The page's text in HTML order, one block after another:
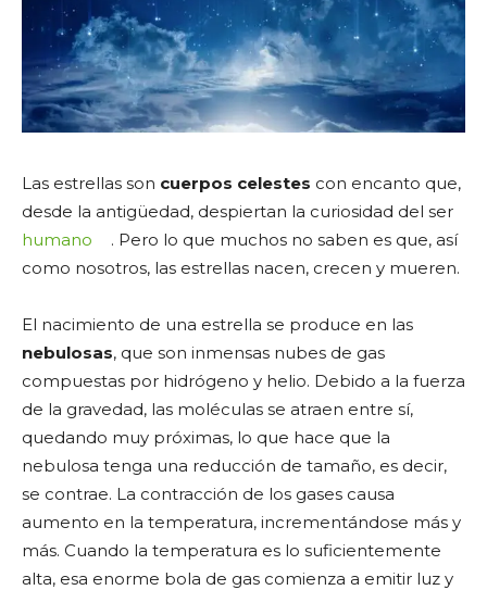
Las estrellas son cuerpos celestes con encanto que,
desde la antigüedad, despiertan la curiosidad del ser
humano
. Pero lo que muchos no saben es que, así
como nosotros, las estrellas nacen, crecen y mueren.
El nacimiento de una estrella se produce en las
nebulosas, que son inmensas nubes de gas
compuestas por hidrógeno y helio. Debido a la fuerza
de la gravedad, las moléculas se atraen entre sí,
quedando muy próximas, lo que hace que la
nebulosa tenga una reducción de tamaño, es decir,
se contrae. La contracción de los gases causa
aumento en la temperatura, incrementándose más y
más. Cuando la temperatura es lo suficientemente
alta, esa enorme bola de gas comienza a emitir luz y